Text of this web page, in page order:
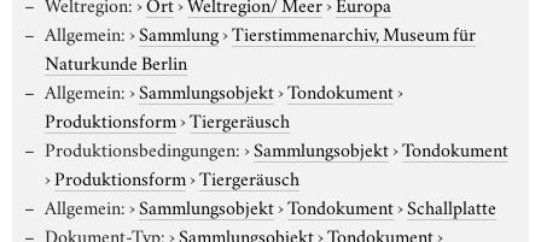
Allgemein:›Sammlung›Tierstimmenarchiv, Museum für
Naturkunde Berlin
Allgemein:›Sammlungsobjekt›Tondokument›
Produktionsform›Tiergeräusch
Produktionsbedingungen:›Sammlungsobjekt›Tondokument
›Produktionsform›Tiergeräusch
Allgemein:›Sammlungsobjekt›Tondokument›Schallplatte
Dokument-Typ:›Sammlungsobjekt›Tondokument›